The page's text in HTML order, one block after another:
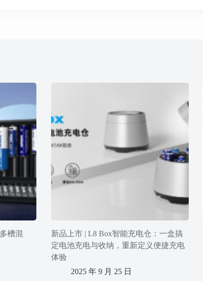
槽混
新品上市 | L8 Box智能充电仓：一盒搞
定电池充电与收纳，重新定义便捷充电
体验
2025 年 9 月 25 日